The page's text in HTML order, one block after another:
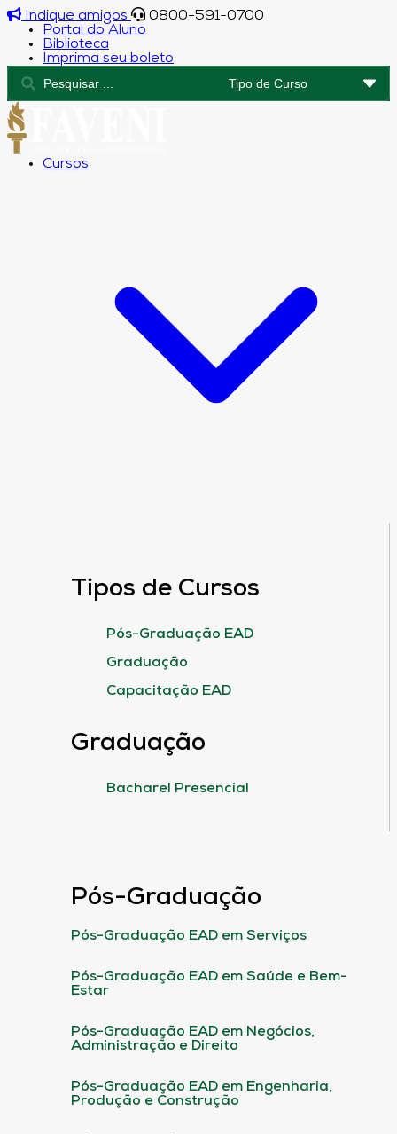
Indique amigos
0800-591-0700
Portal do Aluno
Biblioteca
Imprima seu boleto
Cursos
Tipos de Cursos
Pós-Graduação EAD
Graduação
Capacitação EAD
Graduação
Bacharel Presencial
Pós-Graduação
Pós-Graduação EAD em Serviços
Pós-Graduação EAD em Saúde e Bem-
Estar
Pós-Graduação EAD em Negócios,
Administração e Direito
Pós-Graduação EAD em Engenharia,
Produção e Construção